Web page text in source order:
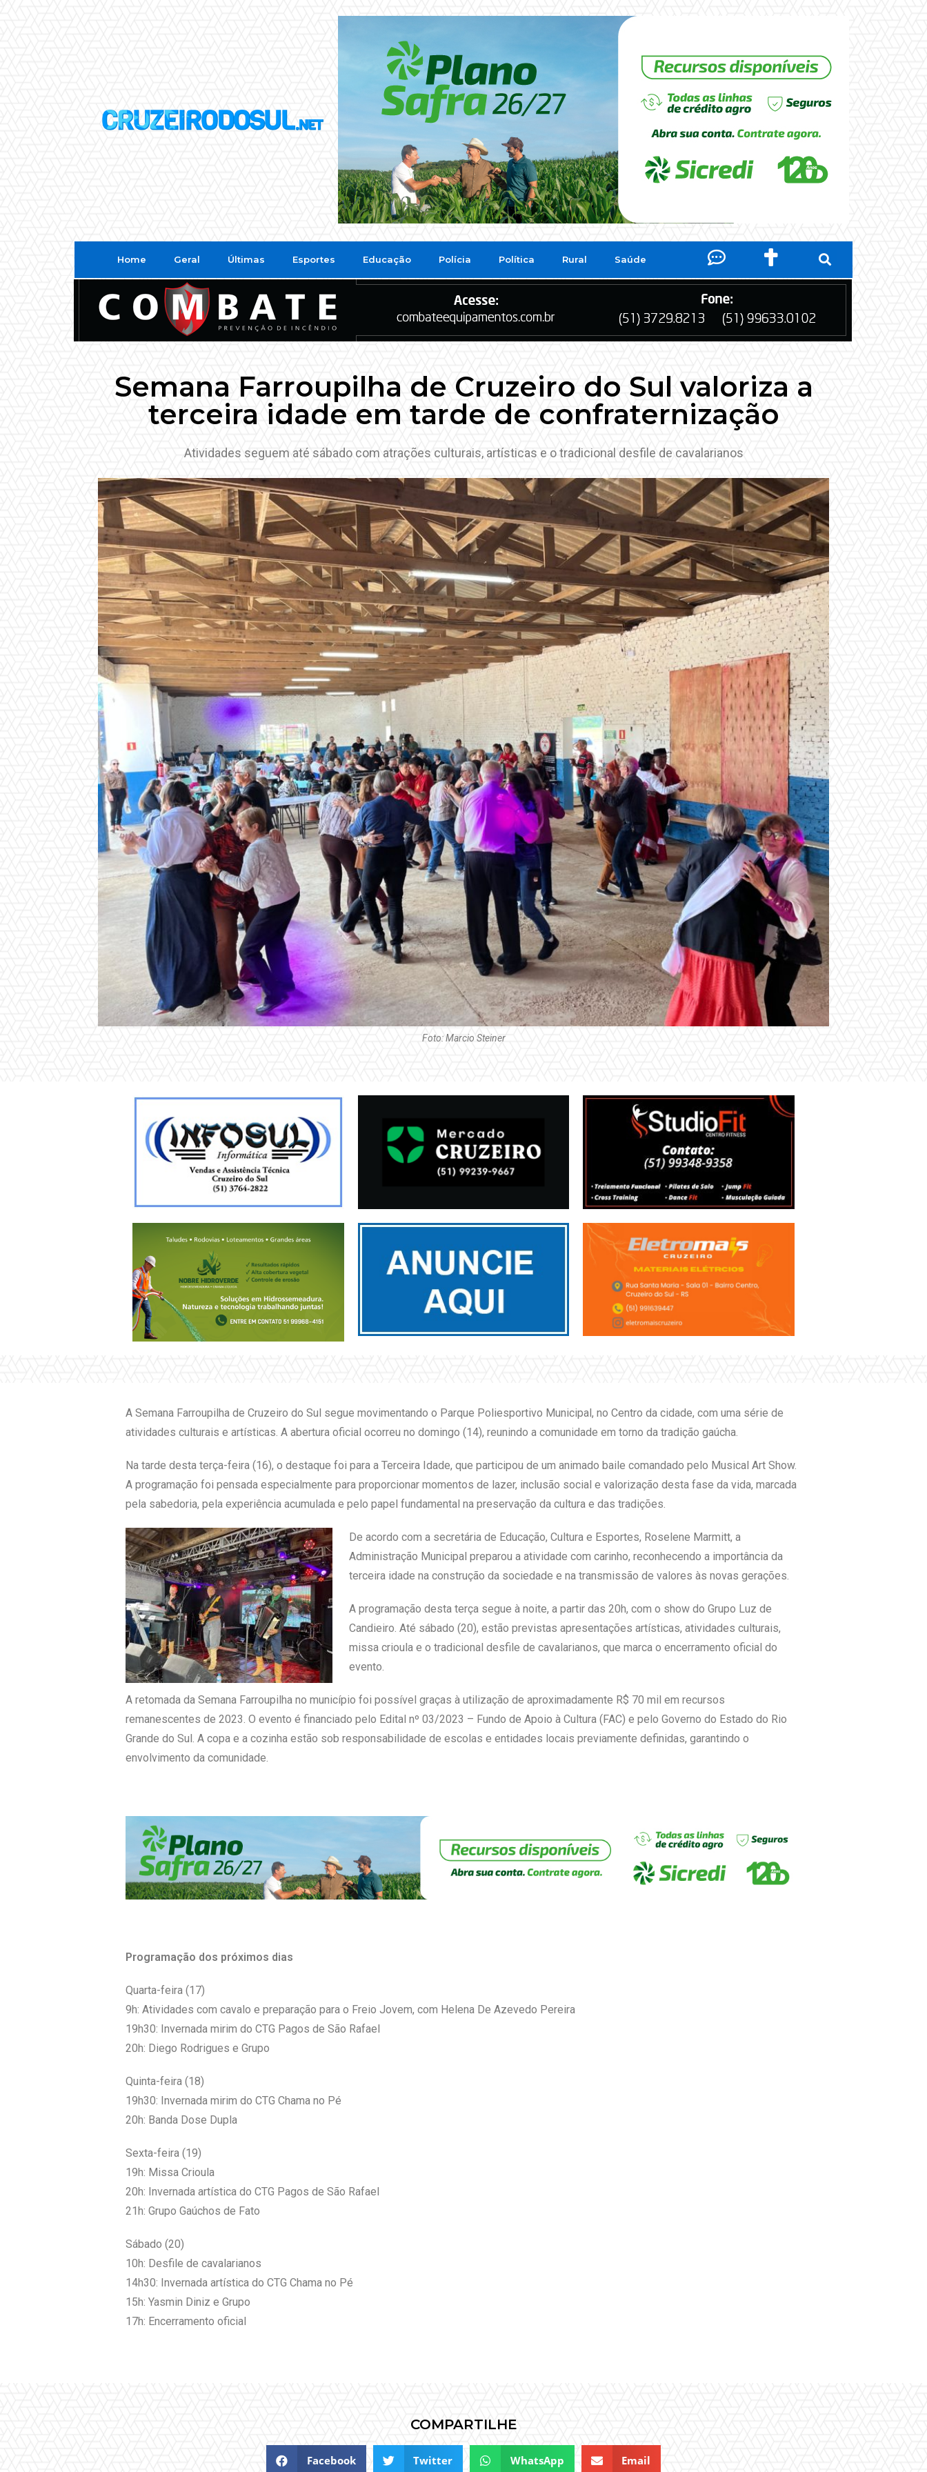
Home Geral Últimas Esportes Educação Polícia Política Rural Saúde
Semana Farroupilha de Cruzeiro do Sul valoriza a
terceira idade em tarde de confraternização
Atividades seguem até sábado com atrações culturais, artísticas e o tradicional desfile de cavalarianos
Foto: Marcio Steiner
A Semana Farroupilha de Cruzeiro do Sul segue movimentando o Parque Poliesportivo Municipal, no Centro da cidade, com uma série de
atividades culturais e artísticas. A abertura oficial ocorreu no domingo (14), reunindo a comunidade em torno da tradição gaúcha.
Na tarde desta terça-feira (16), o destaque foi para a Terceira Idade, que participou de um animado baile comandado pelo Musical Art Show.
A programação foi pensada especialmente para proporcionar momentos de lazer, inclusão social e valorização desta fase da vida, marcada
pela sabedoria, pela experiência acumulada e pelo papel fundamental na preservação da cultura e das tradições.
De acordo com a secretária de Educação, Cultura e Esportes, Roselene Marmitt, a
Administração Municipal preparou a atividade com carinho, reconhecendo a importância da
terceira idade na construção da sociedade e na transmissão de valores às novas gerações.
A programação desta terça segue à noite, a partir das 20h, com o show do Grupo Luz de
Candieiro. Até sábado (20), estão previstas apresentações artísticas, atividades culturais,
missa crioula e o tradicional desfile de cavalarianos, que marca o encerramento oficial do
evento.
A retomada da Semana Farroupilha no município foi possível graças à utilização de aproximadamente R$ 70 mil em recursos
remanescentes de 2023. O evento é financiado pelo Edital nº 03/2023 – Fundo de Apoio à Cultura (FAC) e pelo Governo do Estado do Rio
Grande do Sul. A copa e a cozinha estão sob responsabilidade de escolas e entidades locais previamente definidas, garantindo o
envolvimento da comunidade.
Programação dos próximos dias
Quarta-feira (17)
9h: Atividades com cavalo e preparação para o Freio Jovem, com Helena De Azevedo Pereira
19h30: Invernada mirim do CTG Pagos de São Rafael
20h: Diego Rodrigues e Grupo
Quinta-feira (18)
19h30: Invernada mirim do CTG Chama no Pé
20h: Banda Dose Dupla
Sexta-feira (19)
19h: Missa Crioula
20h: Invernada artística do CTG Pagos de São Rafael
21h: Grupo Gaúchos de Fato
Sábado (20)
10h: Desfile de cavalarianos
14h30: Invernada artística do CTG Chama no Pé
15h: Yasmin Diniz e Grupo
17h: Encerramento oficial
COMPARTILHE
Facebook Twitter WhatsApp Email